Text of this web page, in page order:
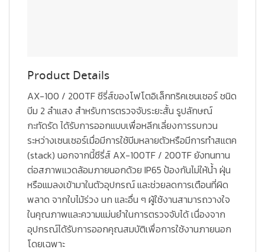
Product Details
AX-100 / 200TF ซีรี่ส์ของโฟโตอิเล็กทริคเซนเซอร์ ชนิด
บีม 2 ลำแสง สำหรับการตรวจจับระยะสั้น รูปลักษณ์
กะทัดรัด ได้รับการออกแบบเพื่อหลีกเลี่ยงการรบกวน
ระหว่างเซนเซอร์เมื่อมีการใช้บีมหลายตัวหรือมีการทำสแตค
(stack) นอกจากนี้ซีรี่ส์ AX-100TF / 200TF ยังทนทาน
ต่อสภาพแวดล้อมภายนอกด้วย IP65 ป้องกันไม่ให้น้ำ ฝุ่น
หรือแมลงเข้ามาในตัวอุปกรณ์ และช่วยลดการเตือนที่ผิด
พลาด จากใบไม้ร่วง นก และอื่น ๆ ผู้ใช้งานสามารถวางใจ
ในคุณภาพและความแม่นยำในการตรวจจับได้ เนื่องจาก
อุปกรณ์ได้รับการออกคุณสมบัติเพื่อการใช้งานภายนอก
โดยเฉพาะ